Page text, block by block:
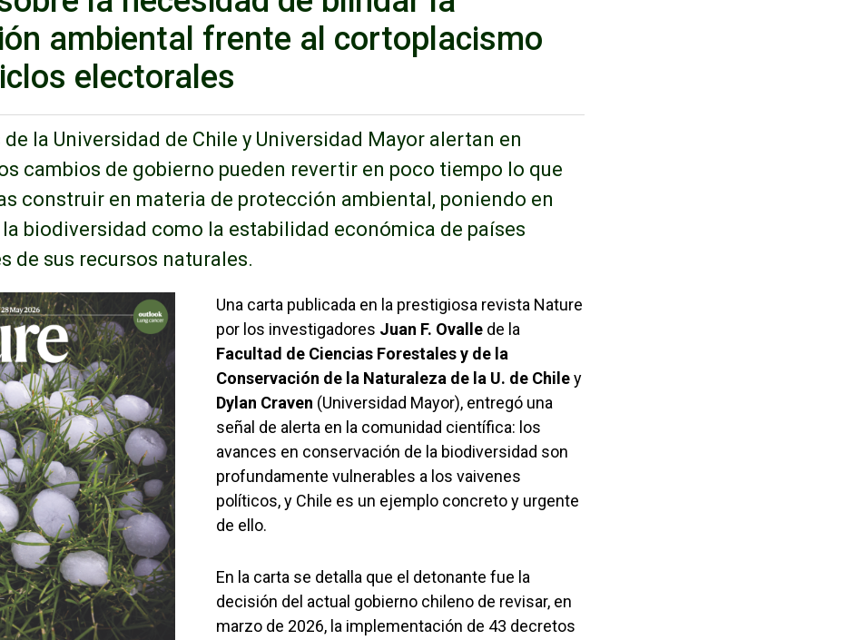
ambiental frente al cortoplacismo
electorales
la Universidad de Chile y Universidad Mayor alertan en
cambios de gobierno pueden revertir en poco tiempo lo que
construir en materia de protección ambiental, poniendo en
biodiversidad como la estabilidad económica de países
de sus recursos naturales.
Enlaces y documentos de interés
Una carta publicada en la prestigiosa revista Nature
por los investigadores Juan F. Ovalle de la
Facultad de Ciencias Forestales y de la
Conservación de la Naturaleza de la U. de Chiley
Dylan Craven (Universidad Mayor), entregó una
señal de alerta en la comunidad científica: los
avances en conservación de la biodiversidad son
profundamente vulnerables a los vaivenes
políticos, y Chile es un ejemplo concreto y urgente
de ello.
En la carta se detalla que el detonante fue la
decisión del actual gobierno chileno de revisar, en
marzo de 2026, la implementación de 43 decretos